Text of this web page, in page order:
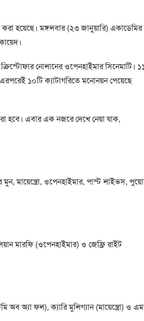
হয়েছে। মঙ্গলবার (২৩ জানুয়ারি) একাডেমির
নোলানের ওপেনহাইমার সিনেমাটি।
১০টি ক্যাটাগরিতে মনোনয়ন পেয়েছে
হবে। এবার এক নজরে দেখে নেয়া যাক,
মায়েস্ত্রো, ওপেনহাইমার, পাস্ট লাইভস,
মারফি (ওপেনহাইমার) ও জেফ্রি রাইট
অব অ্যা ফল), ক্যারি মুলিগ্যান (মায়েস্ত্রো) ও